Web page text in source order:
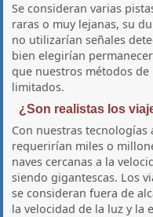
Se consideran varias
raras o muy lejanas, su
no utilizarían señales
bien elegirían
que nuestros métodos
limitados.
¿Son realistas los
Con nuestras tecnologías
requerirían miles o
naves cercanas a la
siendo gigantescas. Los
se consideran fuera de
la velocidad de la luz y la